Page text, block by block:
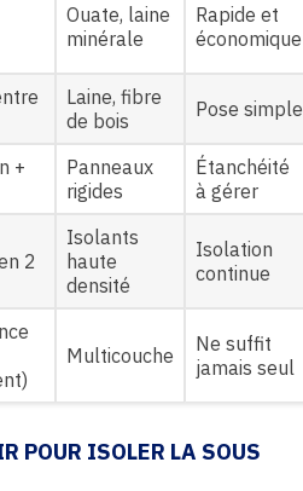
Ouate, laine
minérale
Rapide et
économique
Laine, fibre
de bois
Pose simple
+
Panneaux
rigides
Étanchéité
à gérer
2
Isolants
haute
densité
Isolation
continue
Multicouche
Ne suffit
jamais seul
POUR ISOLER LA SOUS